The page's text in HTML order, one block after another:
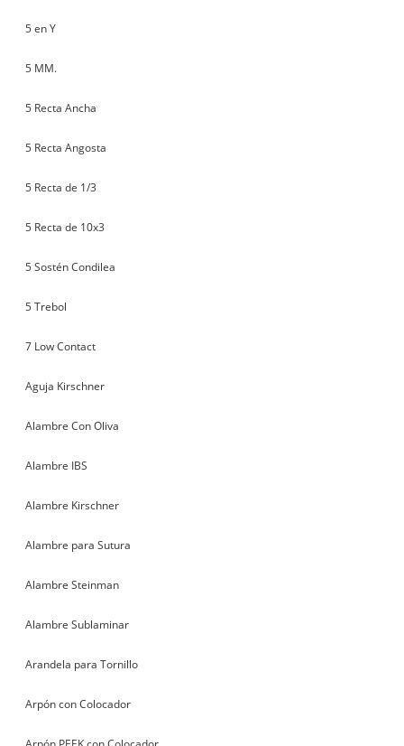
5 en Y
5 MM.
5 Recta Ancha
5 Recta Angosta
5 Recta de 1/3
5 Recta de 10x3
5 Sostén Condilea
5 Trebol
7 Low Contact
Aguja Kirschner
Alambre Con Oliva
Alambre IBS
Alambre Kirschner
Alambre para Sutura
Alambre Steinman
Alambre Sublaminar
Arandela para Tornillo
Arpón con Colocador